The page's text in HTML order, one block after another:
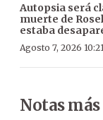
Autopsia será
muerte de
estaba
Agosto 7, 2026
Notas